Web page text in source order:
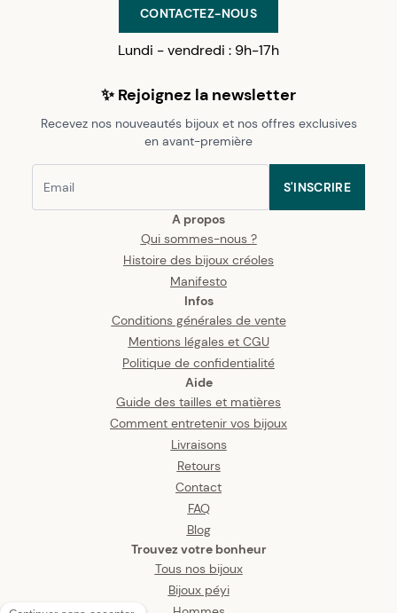
A propos
Qui sommes-nous ?
Histoire des bijoux créoles
Manifesto
Infos
Conditions générales de vente
Mentions légales et CGU
Politique de confidentialité
Aide
Guide des tailles et matières
Comment entretenir vos bijoux
Livraisons
Retours
Contact
FAQ
Blog
Trouvez votre bonheur
Tous nos bijoux
Bijoux péyi
CONTACTEZ-NOUS
Lundi - vendredi : 9h-17h
✨ Rejoignez la newsletter
Recevez nos nouveautés bijoux et nos offres exclusives
en avant-première
S'INSCRIRE